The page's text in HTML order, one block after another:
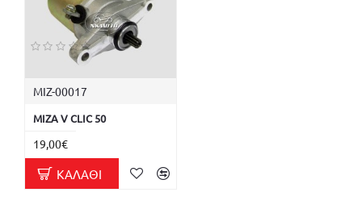
ΜΙΖ-00017
ΜΙΖΑ V CLIC 50
19,00€
ΚΑΛΆΘΙ